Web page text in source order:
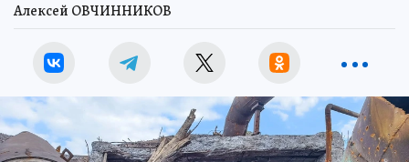
Алексей ОВЧИННИКОВ